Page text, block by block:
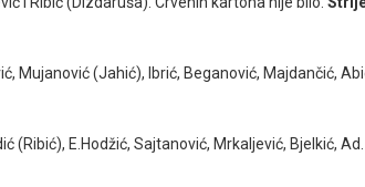
Mujanović (Jahić), Ibrić, Beganović, Majdančić,
(Ribić), E.Hodžić, Sajtanović, Mrkaljević, Bjelkić, Ad.